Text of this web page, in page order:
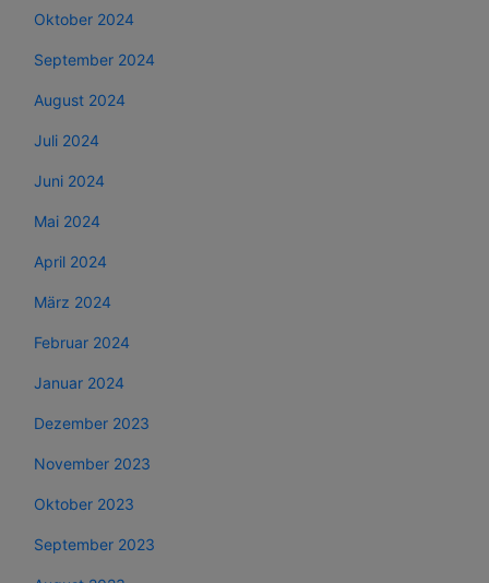
Oktober 2024
September 2024
August 2024
Juli 2024
Juni 2024
Mai 2024
April 2024
März 2024
Februar 2024
Januar 2024
Dezember 2023
November 2023
Oktober 2023
September 2023